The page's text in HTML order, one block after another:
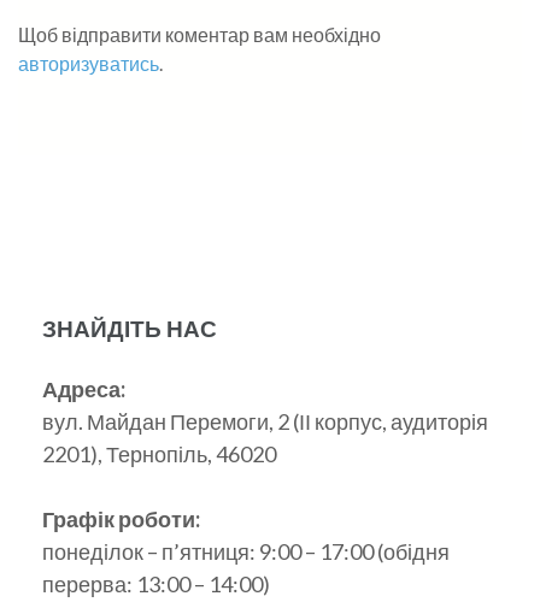
Щоб відправити коментар вам необхідно
авторизуватись.
ЗНАЙДІТЬ НАС
Адреса:
вул. Майдан Перемоги, 2 (ІІ корпус, аудиторія
2201), Тернопіль, 46020
Графік роботи:
понеділок – п’ятниця: 9:00 – 17:00 (обідня
перерва: 13:00 – 14:00)